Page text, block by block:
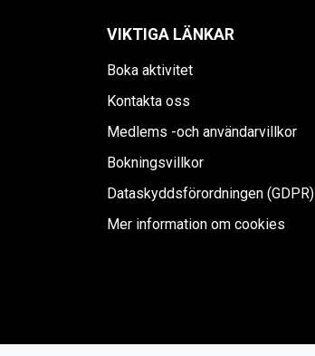
VIKTIGA LÄNKAR
Boka aktivitet
Kontakta oss
Medlems -och användarvillkor
Bokningsvillkor
Dataskyddsförordningen (GDPR)
Mer information om cookies